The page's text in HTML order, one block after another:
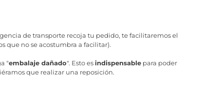
de transporte recoja tu pedido, te facilitaremos el
que no se acostumbra a facilitar).
"embalaje dañado". Esto esindispensablepara poder
que realizar una reposición.